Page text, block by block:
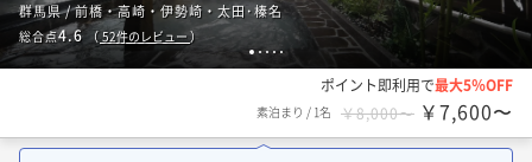
1 2345
群馬県 / 前橋・高崎・伊勢崎・太田･榛名
総合点4.6（52件のレビュー）
ポイント即利用で最大5％OFF
素泊まり / 1名 ￥8,000〜 ￥7,600〜